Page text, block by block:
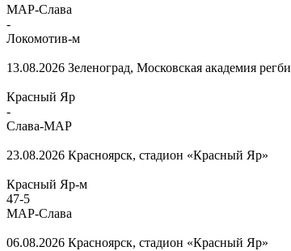
МАР-Слава
-
Локомотив-м
13.08.2026 Зеленоград, Московская академия регби
Красный Яр
-
Слава-МАР
23.08.2026 Красноярск, стадион «Красный Яр»
Красный Яр-м
47-5
МАР-Слава
06.08.2026 Красноярск, стадион «Красный Яр»